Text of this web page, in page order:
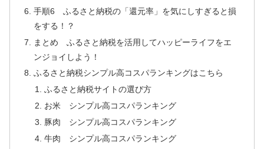
手順6 ふるさと納税の「還元率」を気にしすぎると損
をする！？
まとめ ふるさと納税を活用してハッピーライフをエ
ンジョイしよう！
ふるさと納税シンプル高コスパランキングはこちら
ふるさと納税サイトの選び方
お米 シンプル高コスパランキング
豚肉 シンプル高コスパランキング
牛肉 シンプル高コスパランキング